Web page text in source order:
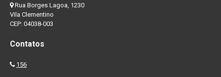
Rua Borges Lagoa, 1230
Vila Clementino
CEP: 04038-003
Contatos
156